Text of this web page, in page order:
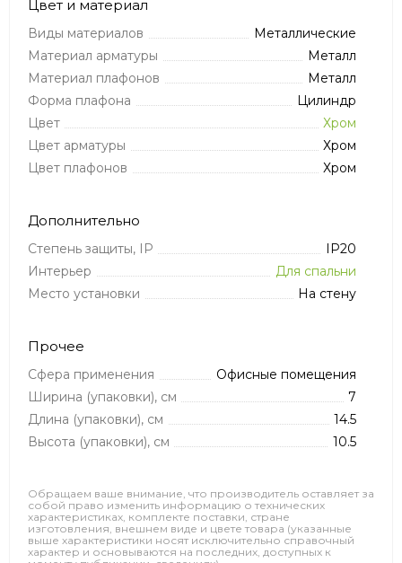
Цвет и материал
Виды материалов
Металлические
Материал арматуры
Металл
Материал плафонов
Металл
Форма плафона
Цилиндр
Цвет
Хром
Цвет арматуры
Хром
Цвет плафонов
Хром
Дополнительно
Степень защиты, IP
IP20
Интерьер
Для спальни
Место установки
На стену
Прочее
Сфера применения
Офисные помещения
Ширина (упаковки), см
7
Длина (упаковки), см
14.5
Высота (упаковки), см
10.5
Обращаем ваше внимание, что производитель оставляет за
собой право изменить информацию о технических
характеристиках, комплекте поставки, стране
изготовления, внешнем виде и цвете товара (указанные
выше характеристики носят исключительно справочный
характер и основываются на последних, доступных к